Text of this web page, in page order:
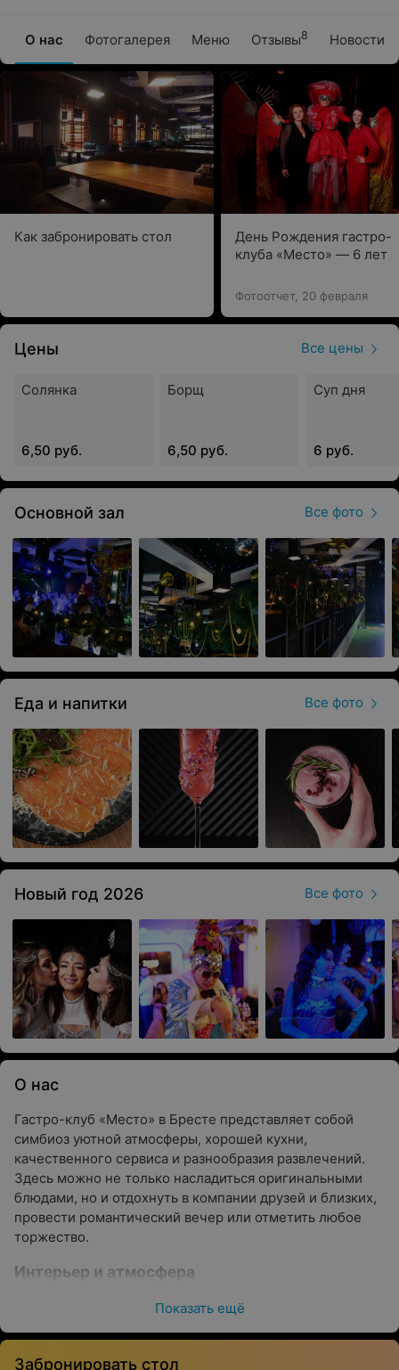
О нас Фотогалерея Меню Отзывы8 Новости
Как забронировать стол
День Рождения гастро-
клуба «Место» — 6 лет
Фотоотчет, 20 февраля
Цены Все цены
Солянка
6,50 руб.
Борщ
6,50 руб.
Суп дня
6 руб.
Основной зал Все фото
Еда и напитки Все фото
Новый год 2026 Все фото
О нас
Гастро-клуб «Место» в Бресте представляет собой
симбиоз уютной атмосферы, хорошей кухни,
качественного сервиса и разнообразия развлечений.
Здесь можно не только насладиться оригинальными
блюдами, но и отдохнуть в компании друзей и близких,
провести романтический вечер или отметить любое
торжество.
Интерьер и атмосфера
В ресторане «Место» царит расслабляющая атмосфера,
удовольствие от еды и окружающей обстановки, тем,
кто пришел вдвоем, — насладиться приятным
Показать ещё
Забронировать стол